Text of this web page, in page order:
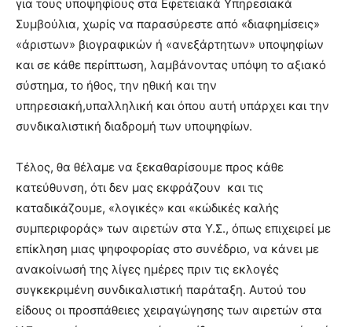
για τους υποψηφίους στα Εφετειακά Υπηρεσιακά
Συμβούλια, χωρίς να παρασύρεστε από «διαφημίσεις»
«άριστων» βιογραφικών ή «ανεξάρτητων» υποψηφίων
και σε κάθε περίπτωση, λαμβάνοντας υπόψη το αξιακό
σύστημα, το ήθος, την ηθική και την
υπηρεσιακή,υπαλληλική και όπου αυτή υπάρχει και την
συνδικαλιστική διαδρομή των υποψηφίων.
Τέλος, θα θέλαμε να ξεκαθαρίσουμε προς κάθε
κατεύθυνση, ότι δεν μας εκφράζουν και τις
καταδικάζουμε, «λογικές» και «κώδικές καλής
συμπεριφοράς» των αιρετών στα Υ.Σ., όπως επιχειρεί με
επίκληση μιας ψηφοφορίας στο συνέδριο, να κάνει με
ανακοίνωσή της λίγες ημέρες πριν τις εκλογές
συγκεκριμένη συνδικαλιστική παράταξη. Αυτού του
είδους οι προσπάθειες χειραγώγησης των αιρετών στα